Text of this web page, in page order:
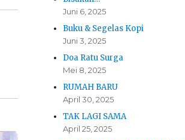
Juni 6, 2025
Buku & Segelas Kopi
Juni 3, 2025
Doa Ratu Surga
Mei 8, 2025
RUMAH BARU
April 30, 2025
TAK LAGI SAMA
April 25, 2025